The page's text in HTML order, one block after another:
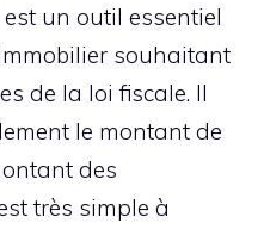
un outil essentiel
souhaitant
de la loi fiscale. Il
le montant de
des
très simple à